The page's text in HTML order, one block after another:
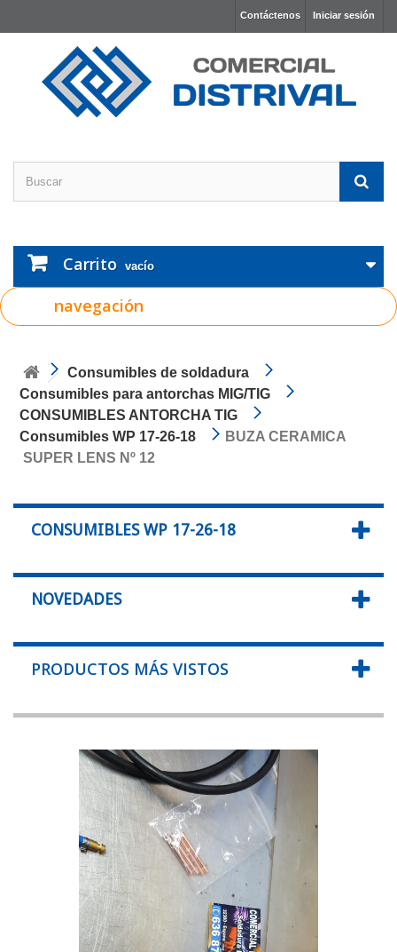
Iniciar sesión
Contáctenos
Carrito vacío
navegación
Consumibles de soldadura
Consumibles para antorchas MIG/TIG
CONSUMIBLES ANTORCHA TIG
Consumibles WP 17-26-18
BUZA CERAMICA
SUPER LENS Nº 12
CONSUMIBLES WP 17-26-18
NOVEDADES
PRODUCTOS MÁS VISTOS